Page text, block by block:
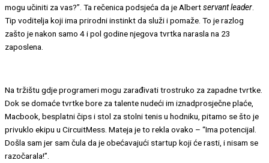
mogu učiniti za vas?”. Ta rečenica podsjeća da je Albertservant leader
Tip voditelja koji ima prirodni instinkt da služi i pomaže. To je razlog
zašto je nakon samo 4 i pol godine njegova tvrtka narasla na 23
zaposlena.
Na tržištu gdje programeri mogu zarađivati trostruko za zapadne tvrtke.
Dok se domaće tvrtke bore za talente nudeći im iznadprosječne plaće,
Macbook, besplatni čips i stol za stolni tenis u hodniku, pitamo se što je
privuklo ekipu u CircuitMess. Mateja je to rekla ovako – “Ima potencijal.
Došla sam jer sam čula da je obećavajući startup koji će rasti, i nisam se
razočarala!”.